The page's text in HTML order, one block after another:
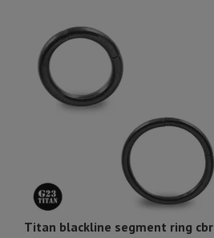
Titan blackline segment ring cbr